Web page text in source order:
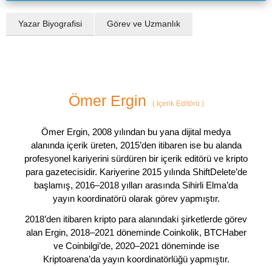
Yazar Biyografisi Görev ve Uzmanlık
Ömer Ergin (İçerik Editörü )
Ömer Ergin, 2008 yılından bu yana dijital medya
alanında içerik üreten, 2015’den itibaren ise bu alanda
profesyonel kariyerini sürdüren bir içerik editörü ve kripto
para gazetecisidir. Kariyerine 2015 yılında ShiftDelete’de
başlamış, 2016–2018 yılları arasında Sihirli Elma’da
yayın koordinatörü olarak görev yapmıştır.
2018’den itibaren kripto para alanındaki şirketlerde görev
alan Ergin, 2018–2021 döneminde Coinkolik, BTCHaber
ve Coinbilgi’de, 2020–2021 döneminde ise
Kriptoarena’da yayın koordinatörlüğü yapmıştır.